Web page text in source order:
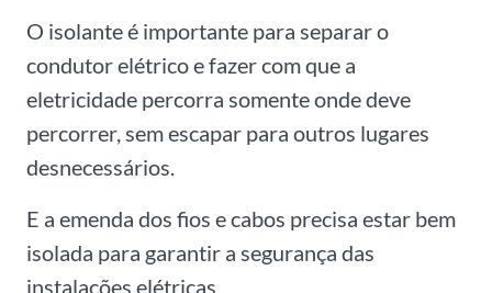
O isolante é importante para separar o
condutor elétrico e fazer com que a
eletricidade percorra somente onde deve
percorrer, sem escapar para outros lugares
desnecessários.
E a emenda dos fios e cabos precisa estar bem
isolada para garantir a segurança das
instalações elétricas.